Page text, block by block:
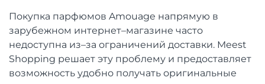
Покупка парфюмов Amouage напрямую в
зарубежном интернет–магазине часто
недоступна из–за ограничений доставки. Meest
Shopping решает эту проблему и предоставляет
возможность удобно получать оригинальные